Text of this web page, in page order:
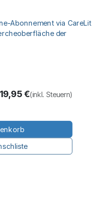
Abonnement via CareLit
der
19,95€(inkl. Steuern)